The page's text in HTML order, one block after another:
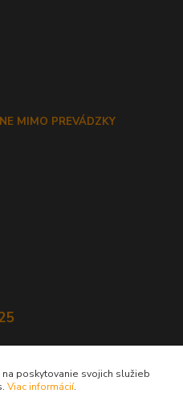
MIMO PREVÁDZKY
poskytovanie svojich služieb
Viac informácií.